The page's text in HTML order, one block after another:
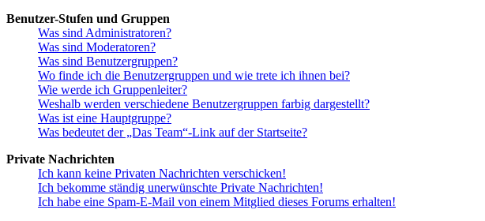
Benutzer-Stufen und Gruppen
Was sind Administratoren?
Was sind Moderatoren?
Was sind Benutzergruppen?
Wo finde ich die Benutzergruppen und wie trete ich ihnen bei?
Wie werde ich Gruppenleiter?
Weshalb werden verschiedene Benutzergruppen farbig dargestellt?
Was ist eine Hauptgruppe?
Was bedeutet der „Das Team“-Link auf der Startseite?
Private Nachrichten
Ich kann keine Privaten Nachrichten verschicken!
Ich bekomme ständig unerwünschte Private Nachrichten!
Ich habe eine Spam-E-Mail von einem Mitglied dieses Forums erhalten!